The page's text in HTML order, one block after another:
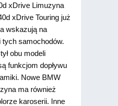
xDrive Limuzyna
xDrive Touring już
wskazują na
tych samochodów.
obu modeli
funkcjom dopływu
Nowe BMW
ma również
karoserii. Inne